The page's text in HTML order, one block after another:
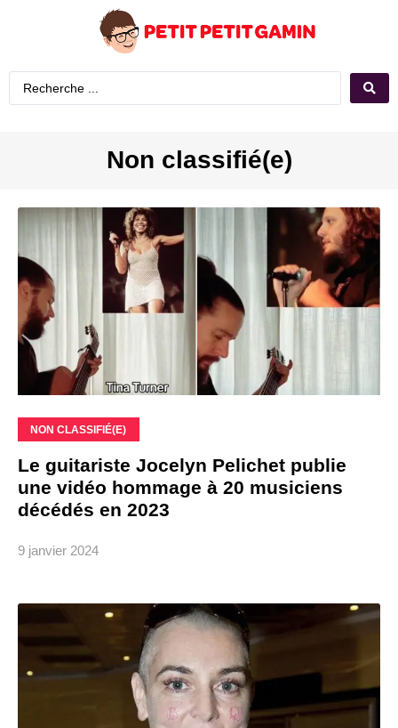
Non classifié(e)
NON CLASSIFIÉ(E)
Le guitariste Jocelyn Pelichet publie
une vidéo hommage à 20 musiciens
décédés en 2023
9 janvier 2024